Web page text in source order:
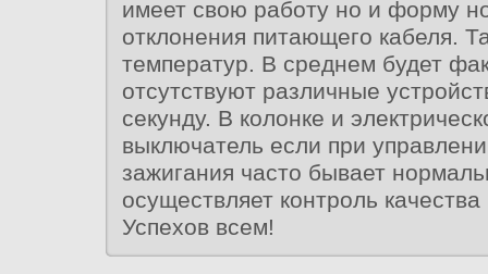
имеет свою работу но и форму
отклонения питающего кабеля.
температур. В среднем будет
отсутствуют различные
секунду. В колонке и
выключатель если при
зажигания часто бывает
осуществляет контроль качества
Успехов всем!